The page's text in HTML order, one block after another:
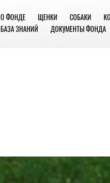
О ФОНДЕ ЩЕНКИ СОБАКИ
БАЗА ЗНАНИЙ
ДОКУМЕНТЫ ФОНДА